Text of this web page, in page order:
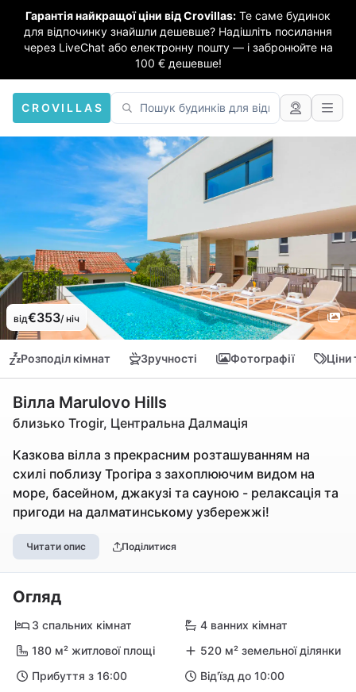
Гарантія найкращої ціни від Crovillas: Те саме будинок
для відпочинку знайшли дешевше? Надішліть посилання
через LiveChat або електронну пошту — і забронюйте на
100 € дешевше!
CROVILLAS
від€353/ ніч
Розподіл кімнат Зручності Фотографії Ціни
Вілла Marulovo Hills
близько Trogir, Центральна Далмація
Казкова вілла з прекрасним розташуванням на
схилі поблизу Трогіра з захоплюючим видом на
море, басейном, джакузі та сауною - релаксація та
пригоди на далматинському узбережжі!
Читати опис Поділитися
Огляд
3 спальних кімнат
4 ванних кімнат
180 м² житлової площі
520 м² земельної ділянки
Прибуття з 16:00
Від'їзд до 10:00